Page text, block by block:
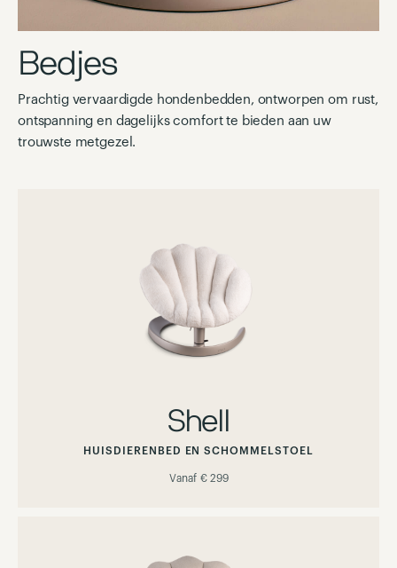
Bedjes
Prachtig vervaardigde hondenbedden, ontworpen om rust,
ontspanning en dagelijks comfort te bieden aan uw
trouwste metgezel.
Shell
HUISDIERENBED EN SCHOMMELSTOEL
Vanaf € 299